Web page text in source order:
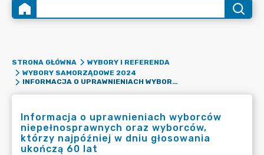
STRONA GŁÓWNA
WYBORY I REFERENDA
WYBORY SAMORZĄDOWE 2024
INFORMACJA O UPRAWNIENIACH WYBORCÓW NIEPEŁNOSPRAWNYCH ORAZ WYBORCÓW, KTÓRZY NAJPÓŹNIEJ W DNIU GŁOSOWANIA UKOŃCZĄ 60 LAT
Informacja o uprawnieniach wyborców
niepełnosprawnych oraz wyborców,
którzy najpóźniej w dniu głosowania
ukończą 60 lat